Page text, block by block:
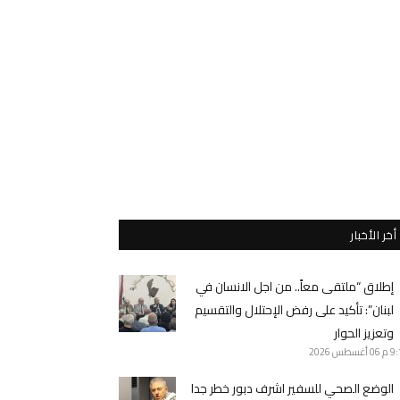
أخر الأخبار
إطلاق “ملتقى معاً.. من اجل الانسان في
لبنان”: تأكيد على رفض الإحتلال والتقسيم
وتعزيز الحوار
م 06 أغسطس 2026
الوضع الصحي للسفير اشرف دبور خطر جدا